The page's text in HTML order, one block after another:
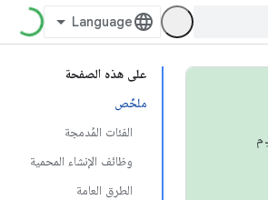
على هذه الصفحة
ملخّص
الفئات المُدمجة
وظائف الإنشاء المحمية
الطرق العامة